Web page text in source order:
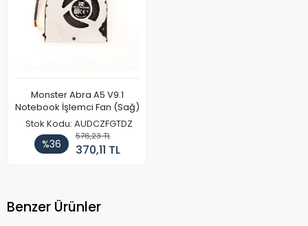
Monster Abra A5 V9.1
Notebook İşlemci Fan (Sağ)
Stok Kodu: AUDCZFGTDZ
%36
576,23 TL
370,11 TL
Benzer Ürünler